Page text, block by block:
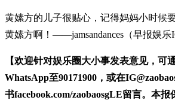
黄嫊方的儿子很贴心，记得妈妈小时候
黄嫊方啊！——jamsandances（早报娱乐
【欢迎针对娱乐圈大小事发表意见，可
WhatsApp至90171900，或在
书facebook.com/zaobaosgLE留言。本报